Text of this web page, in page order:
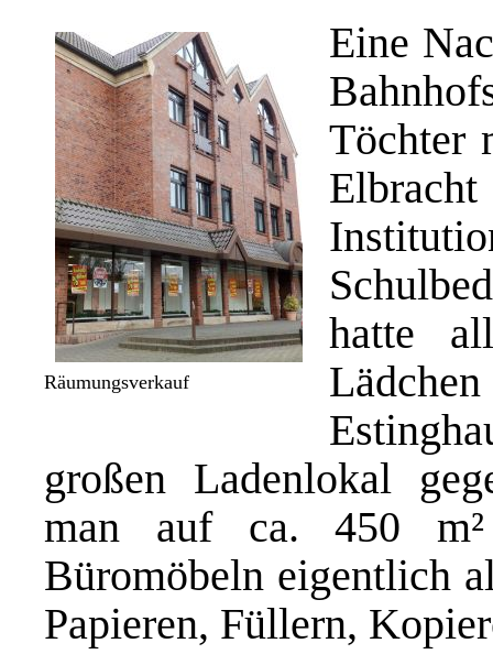
Räumungsverkauf
Eine
Töchter
hatte
großen Ladenlokal
man auf ca. 450
Büromöbeln eigentlich
Papieren, Füllern,